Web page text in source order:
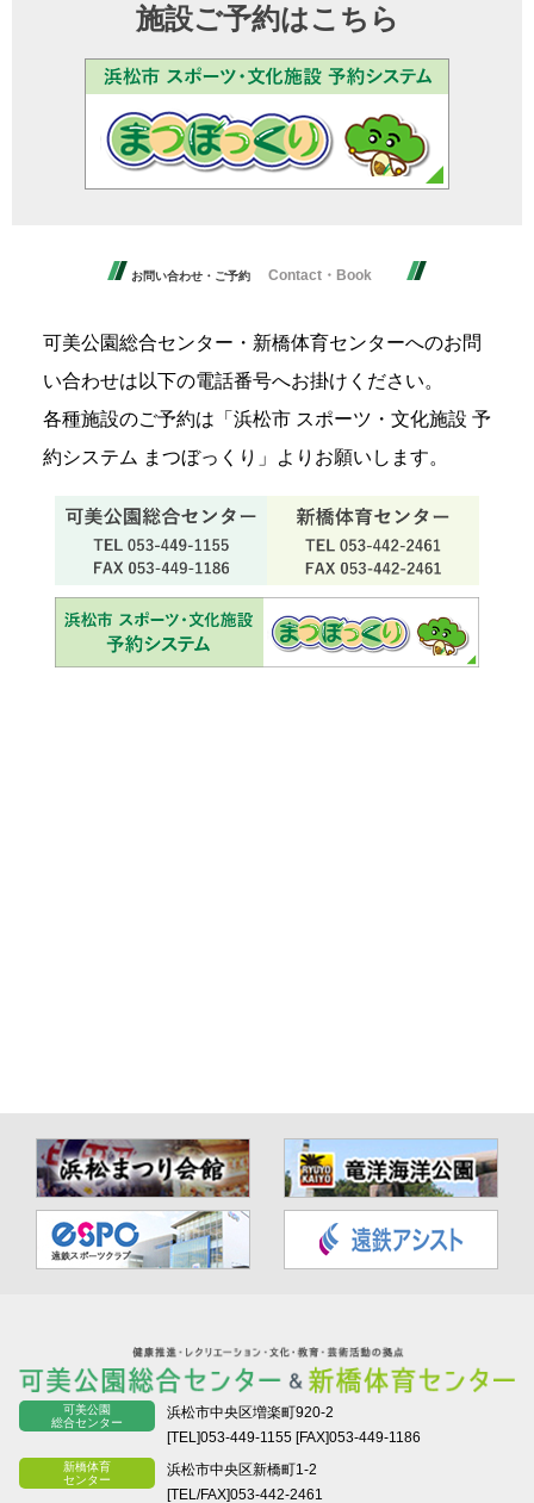
施設ご予約はこちら
お問い合わせ・ご予約 Contact・Book
可美公園総合センター・新橋体育センターへのお問
い合わせは以下の電話番号へお掛けください。
各種施設のご予約は「浜松市 スポーツ・文化施設 予
約システム まつぼっくり」よりお願いします。
可美公園
総合センター
浜松市中央区増楽町920-2
[TEL]053-449-1155 [FAX]053-449-1186
新橋体育
センター
浜松市中央区新橋町1-2
[TEL/FAX]053-442-2461